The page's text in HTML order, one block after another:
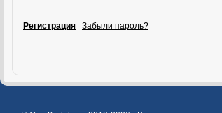
Регистрация Забыли пароль?